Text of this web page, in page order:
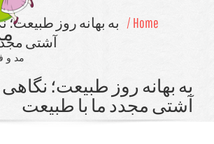
مدل
مد و فشن
به بهانه روز طبیعت؛
آشتی مجدد ما
بهانه روز طبیعت؛ نگاهی
مجدد ما با طبیعت